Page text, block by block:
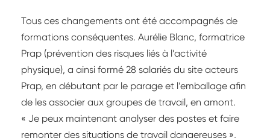
Tous ces changements ont été accompagnés de
formations conséquentes. Aurélie Blanc, formatrice
Prap (prévention des risques liés à l’activité
physique), a ainsi formé 28 salariés du site acteurs
Prap, en débutant par le parage et l’emballage afin
de les associer aux groupes de travail, en amont.
« Je peux maintenant analyser des postes et faire
remonter des situations de travail dangereuses »,